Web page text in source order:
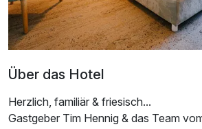
Für 4 Tage
Doppelzimmer mit Balkon
Über das Hotel
Herzlich, familiär & friesisch...
Gastgeber Tim Hennig & das Team